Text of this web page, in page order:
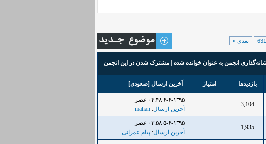
631 بعدی »
انجمن به عنوان خوانده شده مشترک شدن در این انجمن
بازدید‌ها امتیاز آخرین ارسال [صعودی]
3,104
۶-۶-۱۳۹۵ ۰۴:۴۸ عصر
آخرین ارسال:
mahan
1,935
۵-۶-۱۳۹۵ ۰۳:۵۸ عصر
آخرین ارسال: پیام عمرانی